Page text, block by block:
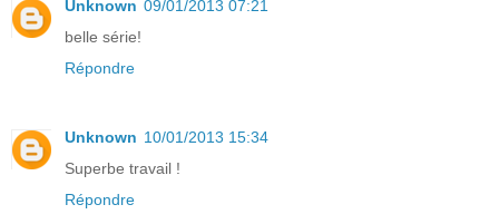
Unknown 09/01/2013 07:21
belle série!
Répondre
Unknown 10/01/2013 15:34
Superbe travail !
Répondre